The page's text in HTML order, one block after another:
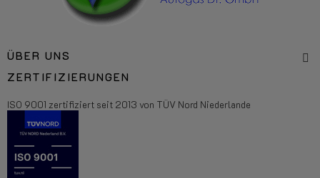
ÜBER UNS
ZERTIFIZIERUNGEN
ISO 9001 zertifiziert seit 2013 von TÜV Nord Niederlande